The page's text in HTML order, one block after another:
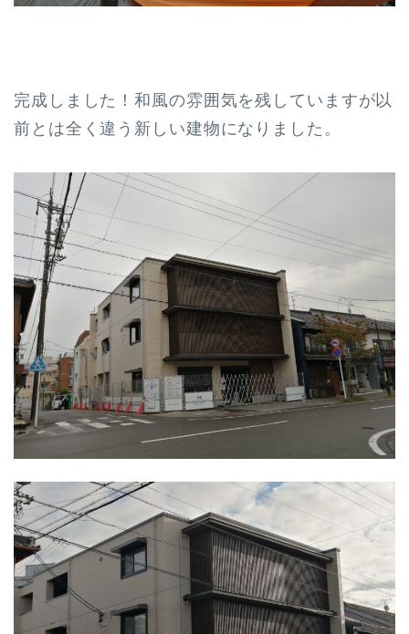
完成しました！和風の雰囲気を残していますが以
前とは全く違う新しい建物になりました。